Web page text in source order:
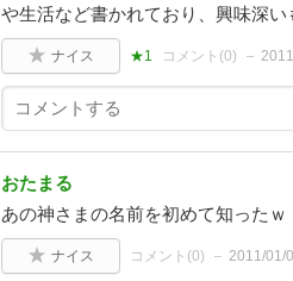
や生活など書かれており、興味深い
ナイス ★1 コメント(0)
おたまる
あの神さまの名前を初めて知ったｗ
ナイス コメント(0) 2011/01/